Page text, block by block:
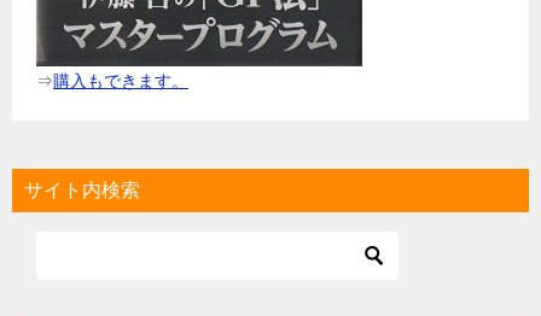
⇒購入もできます。
サイト内検索